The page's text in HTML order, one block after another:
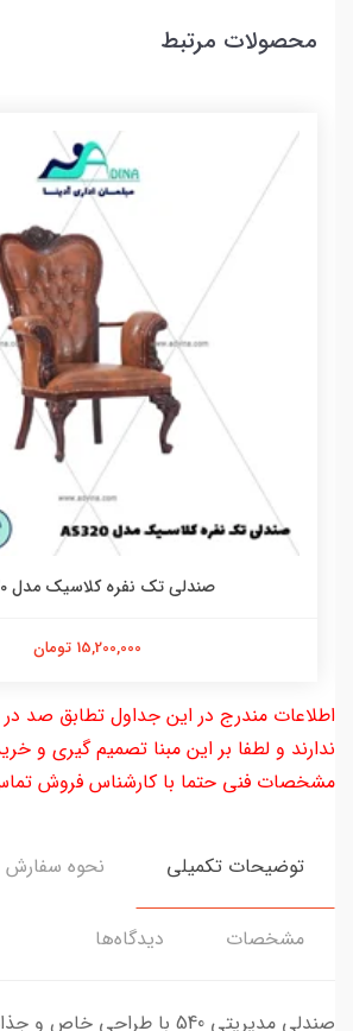
محصولات مرتبط
صندلی تک نفره کلاسیک مدل AS320
15,200,000 تومان
اطلاعات مندرج در این جداول تطابق صد
ندارند و لطفا بر این مبنا تصمیم گیری و
مشخصات فنی حتما با کارشناس فروش
توضیحات تکمیلی نحوه
مشخصات دیدگاه‌ها
صندلی مدیریتی 540 با